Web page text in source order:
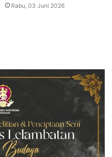
Rabu, 03 Juni 2026